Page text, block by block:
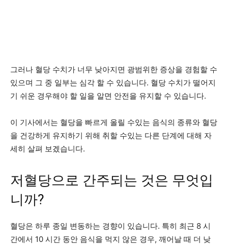
그러나 혈당 수치가 너무 낮아지면 광범위한 증상을 경험할 수
있으며 그 중 일부는 심각 할 수 있습니다. 혈당 수치가 떨어지
기 쉬운 경우해야 할 일을 알면 안전을 유지할 수 있습니다.
이 기사에서는 혈당을 빠르게 올릴 수있는 음식의 종류와 혈당
을 건강하게 유지하기 위해 취할 수있는 다른 단계에 대해 자
세히 살펴 보겠습니다.
저혈당으로 간주되는 것은 무엇입
니까?
혈당은 하루 종일 변동하는 경향이 있습니다. 특히 최근 8 시
간에서 10 시간 동안 음식을 먹지 않은 경우, 깨어날 때 더 낮